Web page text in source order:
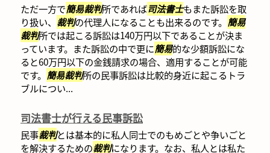
ただ一方で簡易裁判所であれば司法書士もまた訴訟を取
り扱い、 裁判の代理人になることも出来るのです。 簡易
裁判所では起こる訴訟は140万円以下であることが決ま
っています。また訴訟の中で更に簡易的な少額訴訟にな
ると60万円以下の金銭請求の場合、適用することが可能
です。 簡易裁判所の民事訴訟は比較的身近に起こるトラ
ブルについ...
司法書士が行える民事訴訟
民事裁判とは基本的に私人同士でのもめごとや争いごと
を解決するための裁判になります。なお、私人とは私た